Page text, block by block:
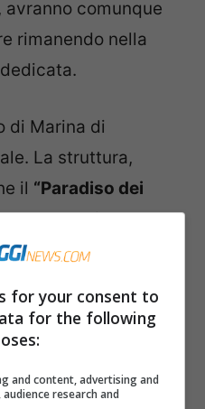
comunque
rimanendo nella
di Marina di
La struttura,
il “Paradiso dei
e dedicata alle
e dei più
ambiente protetto
. Il Villaggio
è siturato
del Cilento
for your consent to
for the following
and content, advertising and
research and